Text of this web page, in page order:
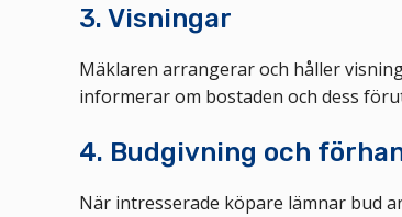
3. Visningar
Mäklaren arrangerar och håller
informerar om bostaden och dess
4. Budgivning och
När intresserade köpare lämnar bud